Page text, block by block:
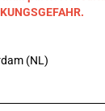
(NL)